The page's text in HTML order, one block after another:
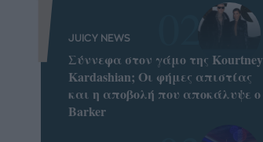
JUICY NEWS
Σύννεφα στον γάμο της Kourtney
Kardashian; Οι φήμες απιστίας
και η αποβολή που αποκάλυψε ο
Barker